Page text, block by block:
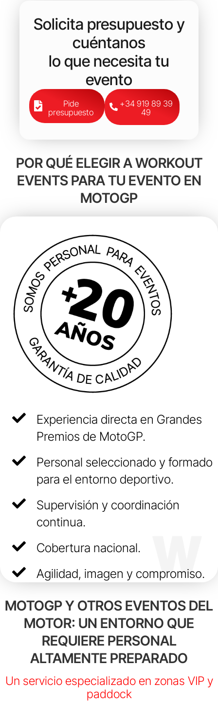
Solicita presupuesto y
cuéntanos
lo que necesita tu
evento
Pide
presupuesto
+34 919 89 39
49
POR QUÉ ELEGIR A WORKOUT
EVENTS PARA TU EVENTO EN
MOTOGP
Experiencia directa en Grandes
Premios de MotoGP.
Personal seleccionado y formado
para el entorno deportivo.
Supervisión y coordinación
continua.
Cobertura nacional.
Agilidad, imagen y compromiso.
MOTOGP Y OTROS EVENTOS DEL
MOTOR: UN ENTORNO QUE
REQUIERE PERSONAL
ALTAMENTE PREPARADO
Un servicio especializado en zonas VIP y
paddock